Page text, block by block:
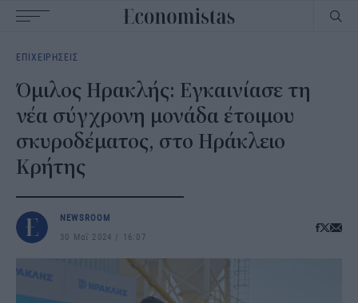
navigation
ΕΠΙΧΕΙΡΗΣΕΙΣ
Όμιλος Ηρακλής: Εγκαινίασε τη
νέα σύγχρονη μονάδα έτοιμου
σκυροδέματος, στο Ηράκλειο
Κρήτης
NEWSROOM
30 Μαΐ 2024
16:07